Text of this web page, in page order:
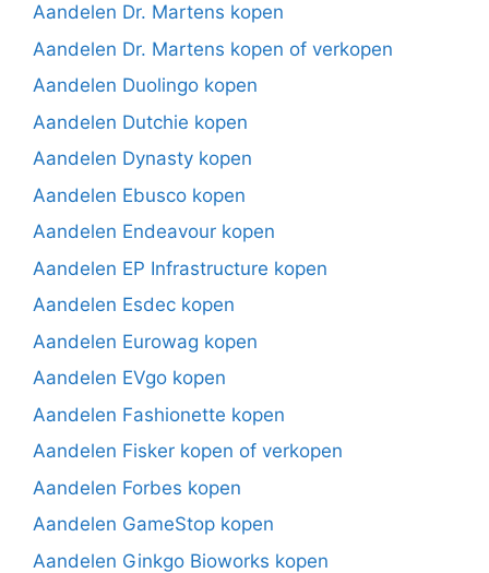
Aandelen Dr. Martens kopen
Aandelen Dr. Martens kopen of verkopen
Aandelen Duolingo kopen
Aandelen Dutchie kopen
Aandelen Dynasty kopen
Aandelen Ebusco kopen
Aandelen Endeavour kopen
Aandelen EP Infrastructure kopen
Aandelen Esdec kopen
Aandelen Eurowag kopen
Aandelen EVgo kopen
Aandelen Fashionette kopen
Aandelen Fisker kopen of verkopen
Aandelen Forbes kopen
Aandelen GameStop kopen
Aandelen Ginkgo Bioworks kopen